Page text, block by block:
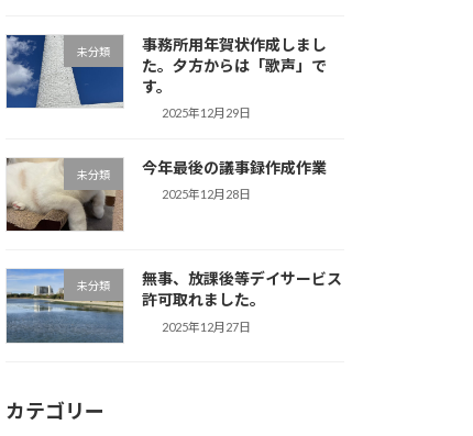
未分類
事務所用年賀状作成しまし
た。夕方からは「歌声」で
す。
2025年12月29日
未分類 今年最後の議事録作成作業
2025年12月28日
未分類
無事、放課後等デイサービス
許可取れました。
2025年12月27日
カテゴリー